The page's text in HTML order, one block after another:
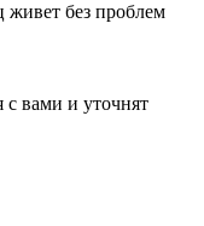
без проблем
вами и уточнят